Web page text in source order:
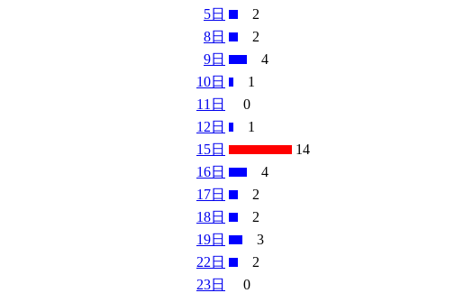
5日
2
8日
2
9日
4
10日
1
11日
0
12日
1
15日
14
16日
4
17日
2
18日
2
19日
3
22日
2
23日
0